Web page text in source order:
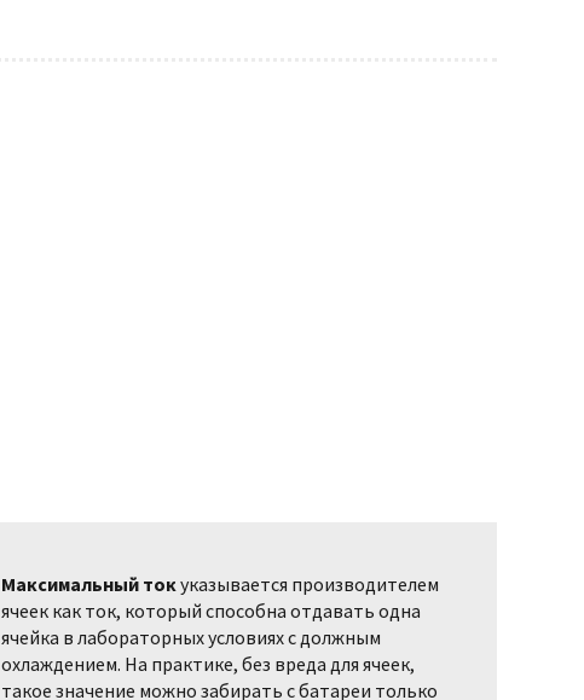
Максимальный токуказывается производителем
ячеек как ток, который способна отдавать одна
ячейка в лабораторных условиях с должным
охлаждением. На практике, без вреда для ячеек,
такое значение можно забирать с батареи только